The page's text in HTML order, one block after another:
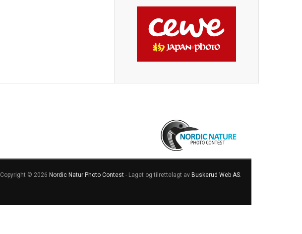
Copyright © 2026 Nordic Natur Photo Contest - Laget og tilrettelagt av Buskerud Web AS.